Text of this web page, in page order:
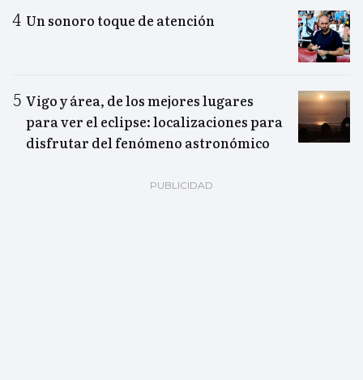
Un sonoro toque de atención
Vigo y área, de los mejores lugares
para ver el eclipse: localizaciones para
disfrutar del fenómeno astronómico